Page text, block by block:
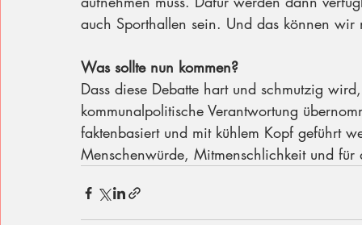
auch Sporthallen sein. Und das können
Was sollte nun kommen?
Dass diese Debatte hart und schmutzig
kommunalpolitische Verantwortung
faktenbasiert und mit kühlem Kopf geführt
Menschenwürde, Mitmenschlichkeit und